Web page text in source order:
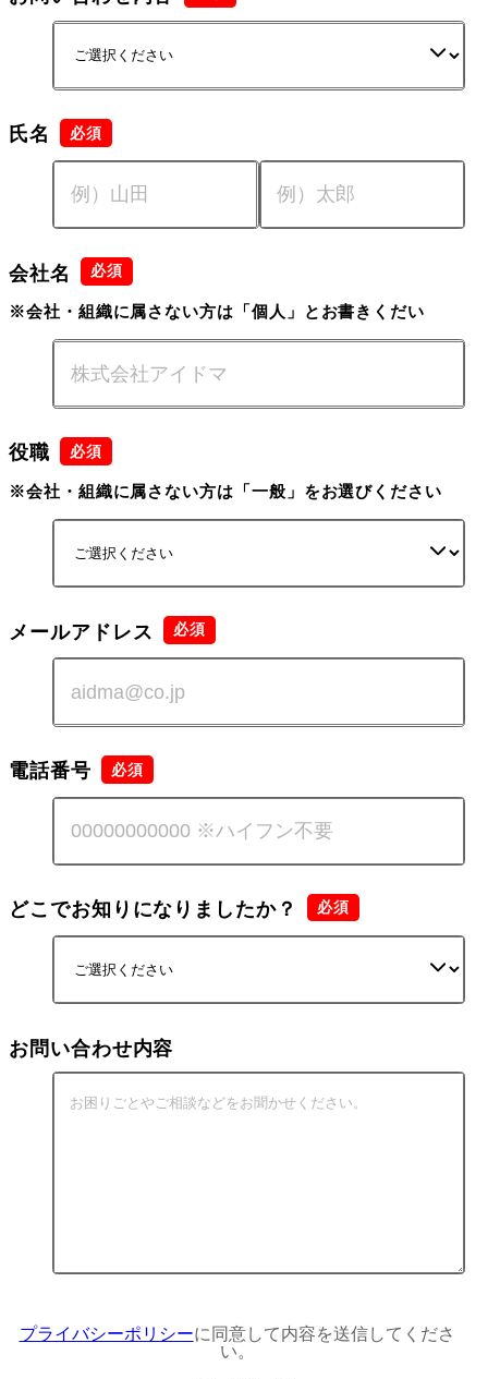
氏名
会社名
※会社・組織に属さない方は「個人」とお書きくだい
役職
※会社・組織に属さない方は「一般」をお選びください
メールアドレス
電話番号
どこでお知りになりましたか？
お問い合わせ内容
プライバシーポリシーに同意して内容を送信してくださ
い。